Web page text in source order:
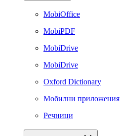
MobiOffice
MobiPDF
MobiDrive
MobiDrive
Oxford Dictionary
Мобилни приложения
Речници